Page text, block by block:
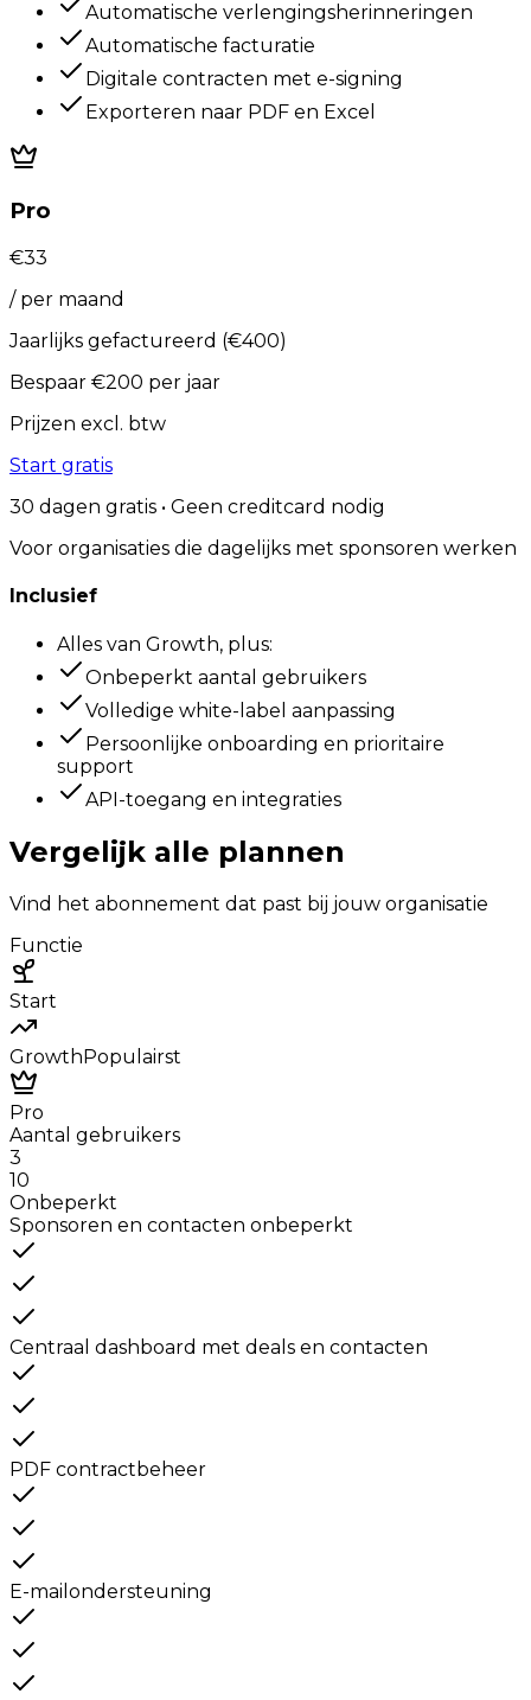
Automatische verlengingsherinneringen
Automatische facturatie
Digitale contracten met e-signing
Exporteren naar PDF en Excel
Pro
€33
/ per maand
Jaarlijks gefactureerd (€400)
Bespaar €200 per jaar
Prijzen excl. btw
Start gratis
30 dagen gratis • Geen creditcard nodig
Voor organisaties die dagelijks met sponsoren werken
Inclusief
Alles van Growth, plus:
Onbeperkt aantal gebruikers
Volledige white-label aanpassing
Persoonlijke onboarding en prioritaire
support
API-toegang en integraties
Vergelijk alle plannen
Vind het abonnement dat past bij jouw organisatie
Functie
Start
GrowthPopulairst
Pro
Aantal gebruikers
3
10
Onbeperkt
Sponsoren en contacten onbeperkt
Centraal dashboard met deals en contacten
PDF contractbeheer
E-mailondersteuning